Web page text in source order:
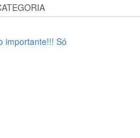
importante!!! Só